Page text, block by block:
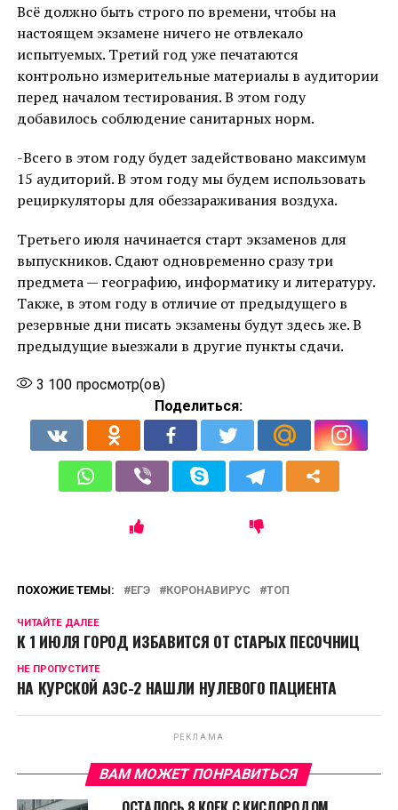
Всё должно быть строго по времени, чтобы на
настоящем экзамене ничего не отвлекало
испытуемых. Третий год уже печатаются
контрольно измерительные материалы в аудитории
перед началом тестирования. В этом году
добавилось соблюдение санитарных норм.
-Всего в этом году будет задействовано максимум
15 аудиторий. В этом году мы будем использовать
рециркуляторы для обеззараживания воздуха.
Третьего июля начинается старт экзаменов для
выпускников. Сдают одновременно сразу три
предмета — географию, информатику и литературу.
Также, в этом году в отличие от предыдущего в
резервные дни писать экзамены будут здесь же. В
предыдущие выезжали в другие пункты сдачи.
3 100просмотр(ов)
Поделиться:
ПОХОЖИЕ ТЕМЫ: ЕГЭ КОРОНАВИРУС ТОП
ЧИТАЙТЕ ДАЛЕЕ
К 1 ИЮЛЯ ГОРОД ИЗБАВИТСЯ ОТ СТАРЫХ ПЕСОЧНИЦ
НЕ ПРОПУСТИТЕ
НА КУРСКОЙ АЭС-2 НАШЛИ НУЛЕВОГО ПАЦИЕНТА
РЕКЛАМА
ВАМ МОЖЕТ ПОНРАВИТЬСЯ